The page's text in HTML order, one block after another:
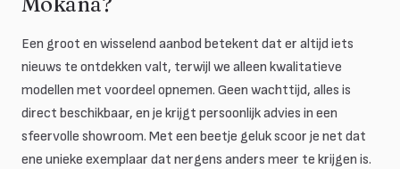
Een groot en wisselend aanbod betekent dat er altijd iets
nieuws te ontdekken valt, terwijl we alleen kwalitatieve
modellen met voordeel opnemen. Geen wachttijd, alles is
direct beschikbaar, en je krijgt persoonlijk advies in een
sfeervolle showroom. Met een beetje geluk scoor je net dat
ene unieke exemplaar dat nergens anders meer te krijgen is.